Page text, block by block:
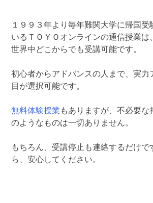
１９９３年より毎年難関大学に帰国受
いるＴＯＹＯオンラインの通信授業は
世界中どこからでも受講可能です。
初心者からアドバンスの人まで、実力
目が選択可能です。
無料体験授業 もありますが、不必要な
のようなものは一切ありません。
もちろん、受講停止も連絡するだけで
ら、安心してください。